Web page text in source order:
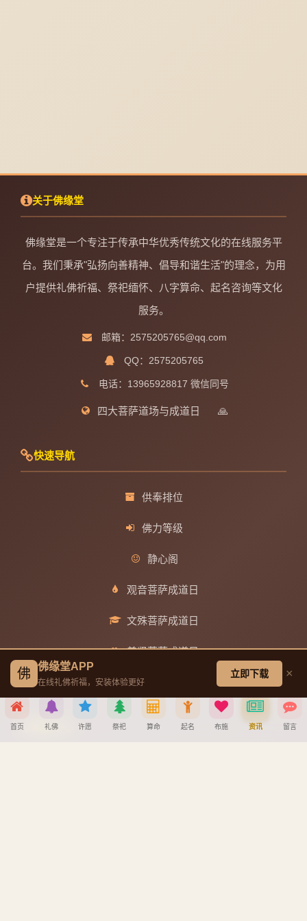
关于佛缘堂
佛缘堂是一个专注于传承中华优秀传统文化的在线服务平
台。我们秉承"弘扬向善精神、倡导和谐生活"的理念，为用
户提供礼佛祈福、祭祀缅怀、八字算命、起名咨询等文化
服务。
邮箱：2575205765@qq.com
QQ：2575205765
电话：13965928817 微信同号
四大菩萨道场与成道日 🙏
快速导航
供奉排位
佛力等级
静心阁
观音菩萨成道日
文殊菩萨成道日
普贤菩萨成道日
地藏王菩萨成道日
帮助中心
佛 佛缘堂APP
在线礼佛祈福，安装体验更好
立即下载 ×
首页 礼佛 许愿 祭祀 算命 起名 布施 资讯 留言